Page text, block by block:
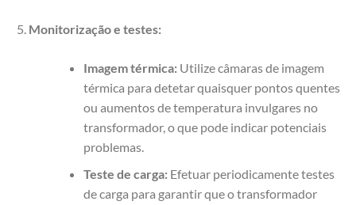
Monitorização e testes:
Imagem térmica:Utilize câmaras de imagem
térmica para detetar quaisquer pontos quentes
ou aumentos de temperatura invulgares no
transformador, o que pode indicar potenciais
problemas.
Teste de carga:Efetuar periodicamente testes
de carga para garantir que o transformador